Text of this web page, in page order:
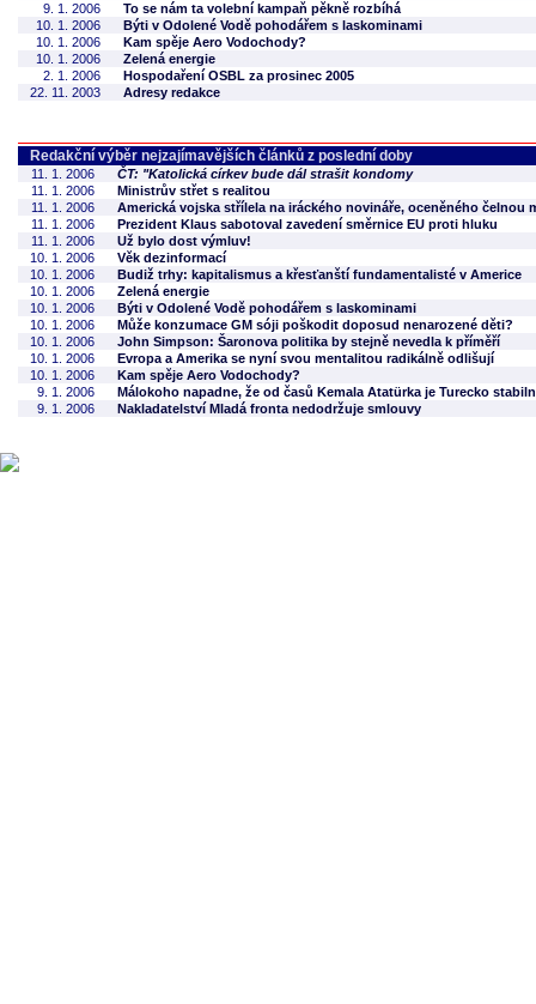
9. 1. 2006
To se nám ta volební kampaň pěkně rozbíhá
10. 1. 2006
Býti v Odolené Vodě pohodářem s laskominami
10. 1. 2006
Kam spěje Aero Vodochody?
10. 1. 2006
Zelená energie
2. 1. 2006
Hospodaření OSBL za prosinec 2005
22. 11. 2003
Adresy redakce
Redakční výběr nejzajímavějších článků z poslední doby
11. 1. 2006
ČT: "Katolická církev bude dál strašit kondomy
11. 1. 2006
Ministrův střet s realitou
11. 1. 2006
Americká vojska střílela na iráckého novináře, oceněného čelnou
11. 1. 2006
Prezident Klaus sabotoval zavedení směrnice EU proti hluku
11. 1. 2006
Už bylo dost výmluv!
10. 1. 2006
Věk dezinformací
10. 1. 2006
Budiž trhy: kapitalismus a křesťanští fundamentalisté v Americe
10. 1. 2006
Zelená energie
10. 1. 2006
Býti v Odolené Vodě pohodářem s laskominami
10. 1. 2006
Může konzumace GM sóji poškodit doposud nenarozené děti?
10. 1. 2006
John Simpson: Šaronova politika by stejně nevedla k příměří
10. 1. 2006
Evropa a Amerika se nyní svou mentalitou radikálně odlišují
10. 1. 2006
Kam spěje Aero Vodochody?
9. 1. 2006
Málokoho napadne, že od časů Kemala Atatürka je Turecko
9. 1. 2006
Nakladatelství Mladá fronta nedodržuje smlouvy